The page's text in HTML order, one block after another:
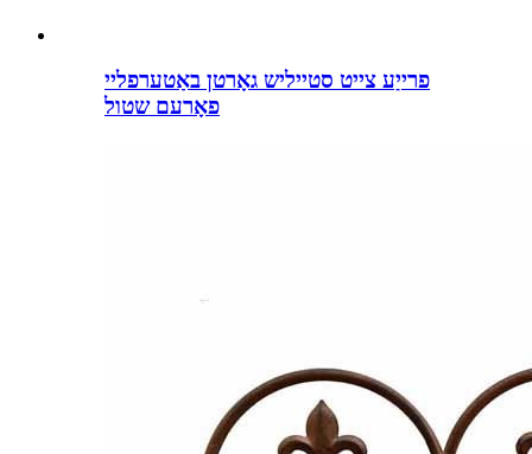
פרייַע צייט סטייליש גאָרטן באַטערפליי
פאָרעם שטול